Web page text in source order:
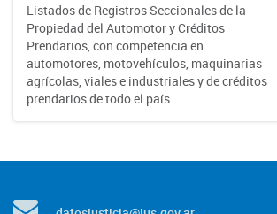
Listados de Registros Seccionales de la
Propiedad del Automotor y Créditos
Prendarios, con competencia en
automotores, motovehículos, maquinarias
agrícolas, viales e industriales y de créditos
prendarios de todo el país.